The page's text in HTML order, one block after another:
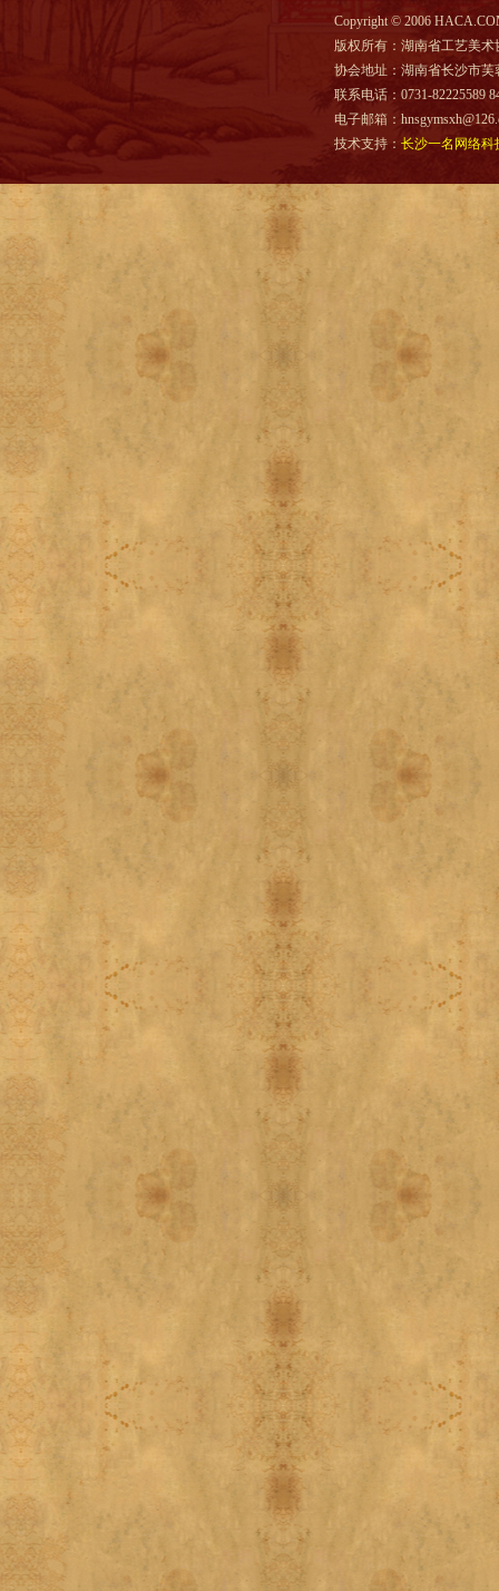
Copyright © 2006
版权所有：湖南省工艺美术
协会地址：湖南省长沙市芙
联系电话：0731-82225589
电子邮箱：
技术支持： 长沙一名网络科